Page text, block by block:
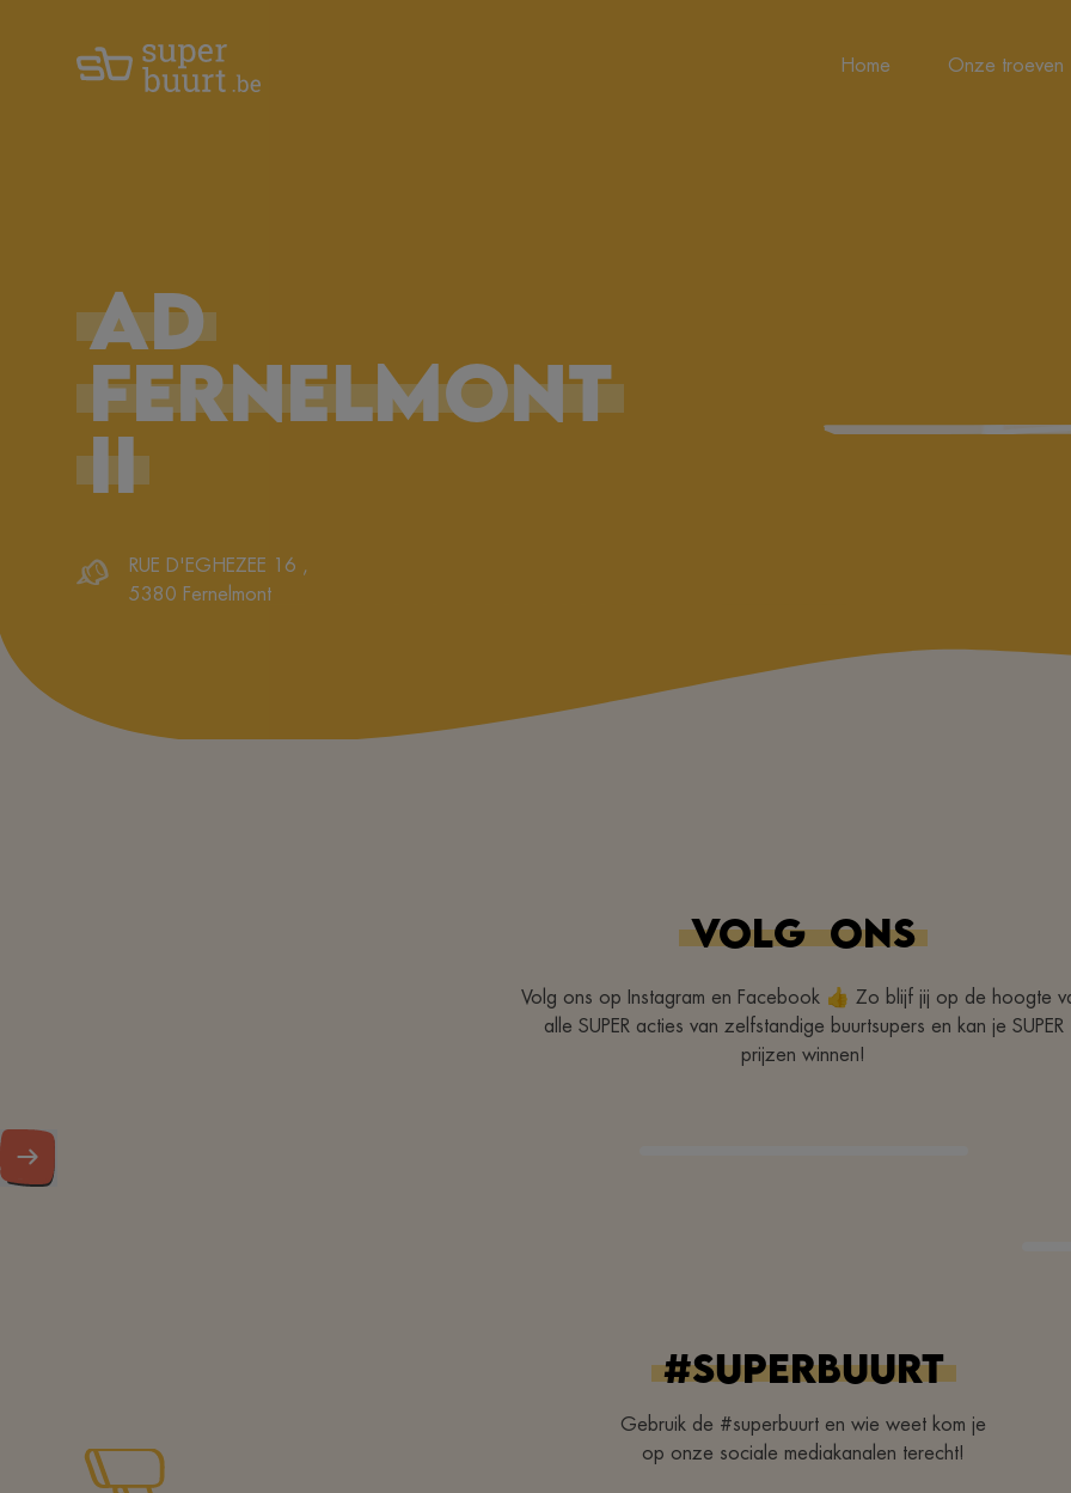
Home Onze troeven
AD
FERNELMONT
II
RUE D'EGHEZEE 16 ,
5380 Fernelmont
VOLG ONS
Volg ons op Instagram en Facebook 👍 Zo blijf jij op de hoogte
alle SUPER acties van zelfstandige buurtsupers en kan je SUPER
prijzen winnen!
#superbuurt
Gebruik de #superbuurt en wie weet kom je
op onze sociale mediakanalen terecht!